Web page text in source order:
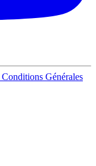
Conditions Générales